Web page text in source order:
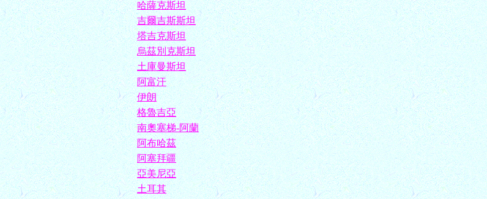
哈薩克斯坦
吉爾吉斯斯坦
塔吉克斯坦
烏茲別克斯坦
土庫曼斯坦
阿富汗
伊朗
格魯吉亞
南奧塞梯-阿蘭
阿布哈茲
阿塞拜疆
亞美尼亞
土耳其